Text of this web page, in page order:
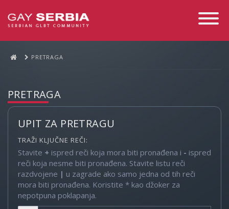
Toggle
PRETRAGA
PRETRAGA
UPIT ZA PRETRAGU
TRAŽI KLJUČNE REČI:
Stavite + ispred reči koja mora biti pronađena i - ispred
reči koja nesme biti pronađena. Stavite listu reči
razdvojene | u zagrade ako samo jedna od tih reči
mora biti pronađena. Koristite * kao džoker za
nepotpuna poklapanja.